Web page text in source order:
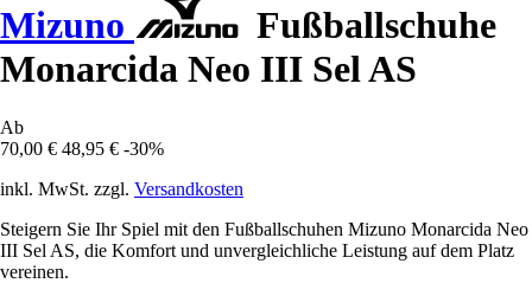
Mizuno
Fußballschuhe
Monarcida Neo III Sel AS
Ab
70,00 € 48,95 € -30%
inkl. MwSt. zzgl. Versandkosten
Steigern Sie Ihr Spiel mit den Fußballschuhen Mizuno Monarcida Neo
III Sel AS, die Komfort und unvergleichliche Leistung auf dem Platz
vereinen.